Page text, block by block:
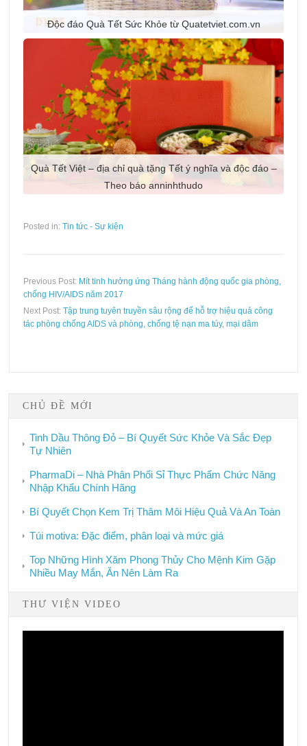
Độc đáo Quà Tết Sức Khỏe từ Quatetviet.com.vn
Quà Tết Việt – địa chỉ quà tặng Tết ý nghĩa và độc đáo –
Theo báo anninhthudo
Tình hình điều trị ARV phác đồ bậc 2 tại Phòng khám
ngoại trú của thành phố Hải Phòng năm 2016
Tài liệu truyền thông phòng lây truyền HIV từ Mẹ sang
Con
Posted in:Tin tức - Sự kiện
Previous Post: Mít tinh hưởng ứng Tháng hành động quốc gia phòng,
chống HIV/AIDS năm 2017
Next Post:Tập trung tuyên truyền sâu rộng để hỗ trợ hiệu quả công
tác phòng chống AIDS và phòng, chống tệ nạn ma túy, mại dâm
CHỦ ĐỀ MỚI
Tinh Dầu Thông Đỏ – Bí Quyết Sức Khỏe Và Sắc Đẹp
Tự Nhiên
PharmaDi – Nhà Phân Phối Sỉ Thực Phẩm Chức Năng
Nhập Khẩu Chính Hãng
Bí Quyết Chọn Kem Trị Thâm Môi Hiệu Quả Và An Toàn
Túi motiva: Đặc điểm, phân loại và mức giá
Top Những Hình Xăm Phong Thủy Cho Mệnh Kim Gặp
Nhiều May Mắn, Ăn Nên Làm Ra
THƯ VIỆN VIDEO